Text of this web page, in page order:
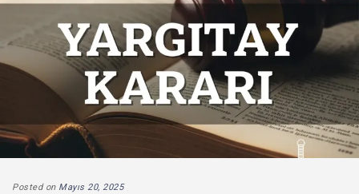
Posted on Mayıs 20, 2025